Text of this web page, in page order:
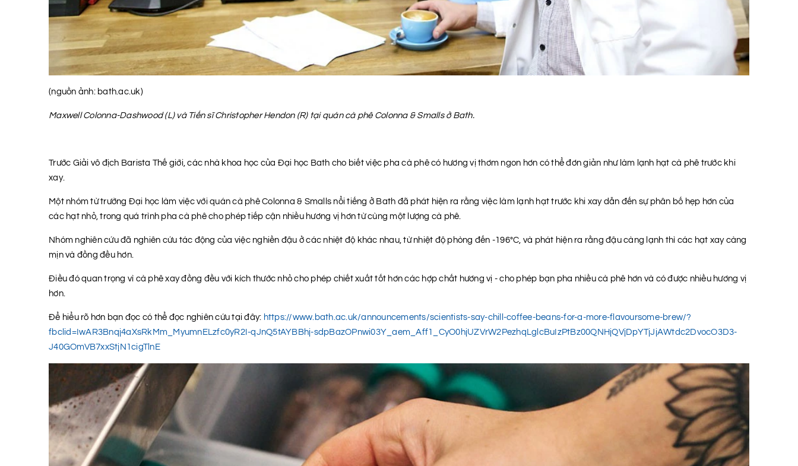
(nguồn ảnh: bath.ac.uk)
Maxwell Colonna-Dashwood (L) và Tiến sĩ Christopher Hendon (R) tại quán cà phê Colonna & Smalls ở Bath.
Trước Giải vô địch Barista Thế giới, các nhà khoa học của Đại học Bath cho biết việc pha cà phê có hương vị thơm ngon hơn có thể đơn giản như làm lạnh hạt cà phê trước khi
xay.
Một nhóm từ trường Đại học làm việc với quán cà phê Colonna & Smalls nổi tiếng ở Bath đã phát hiện ra rằng việc làm lạnh hạt trước khi xay dẫn đến sự phân bố hẹp hơn của
các hạt nhỏ, trong quá trình pha cà phê cho phép tiếp cận nhiều hương vị hơn từ cùng một lượng cà phê.
Nhóm nghiên cứu đã nghiên cứu tác động của việc nghiền đậu ở các nhiệt độ khác nhau, từ nhiệt độ phòng đến -196°C, và phát hiện ra rằng đậu càng lạnh thì các hạt xay càng
mịn và đồng đều hơn.
Điều đó quan trọng vì cà phê xay đồng đều với kích thước nhỏ cho phép chiết xuất tốt hơn các hợp chất hương vị - cho phép bạn pha nhiều cà phê hơn và có được nhiều hương vị
hơn.
Để hiểu rõ hơn bạn đọc có thể đọc nghiên cứu tại đây: https://www.bath.ac.uk/announcements/scientists-say-chill-coffee-beans-for-a-more-flavoursome-brew/?
fbclid=IwAR3Bnqj4aXsRkMm_MyumnELzfc0yR2I-qJnQ5tAYBBhj-sdpBazOPnwi03Y_aem_Aff1_CyO0hjUZVrW2PezhqLglcBuIzPtBz00QNHjQVjDpYTjJjAWtdc2DvocO3D3-
J40GOmVB7xxStjN1cigTlnE